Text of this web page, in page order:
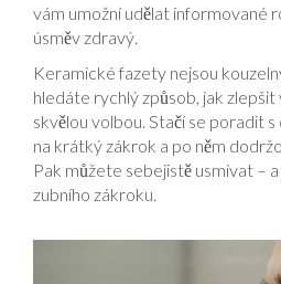
vám umožní udělat informované
úsměv zdravý.
Keramické fazety nejsou
hledáte rychlý způsob, jak zlepšit
skvělou volbou. Stačí se poradit
na krátký zákrok a po něm
Pak můžete sebejistě usmívat –
zubního zákroku.